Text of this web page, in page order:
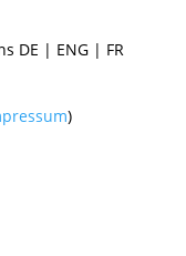
DE | ENG | FR
)